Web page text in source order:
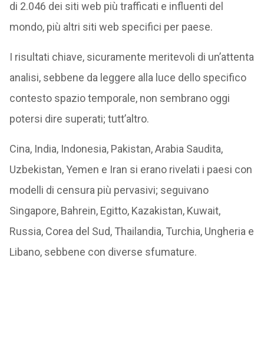
di 2.046 dei siti web più trafficati e influenti del
mondo, più altri siti web specifici per paese.
I risultati chiave, sicuramente meritevoli di un’attenta
analisi, sebbene da leggere alla luce dello specifico
contesto spazio temporale, non sembrano oggi
potersi dire superati; tutt’altro.
Cina, India, Indonesia, Pakistan, Arabia Saudita,
Uzbekistan, Yemen e Iran si erano rivelati i paesi con
modelli di censura più pervasivi; seguivano
Singapore, Bahrein, Egitto, Kazakistan, Kuwait,
Russia, Corea del Sud, Thailandia, Turchia, Ungheria e
Libano, sebbene con diverse sfumature.